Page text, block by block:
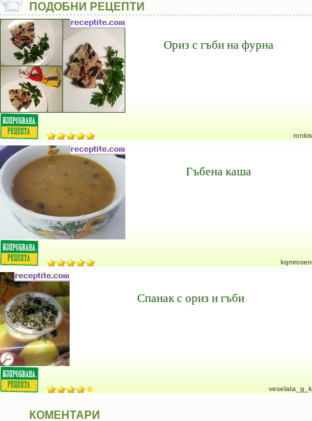
ПОДОБНИ РЕЦЕПТИ
Ориз с гъби на фурна
ronkis
Гъбена каша
kqmrosen
Спанак с ориз и гъби
veselata_g_k
КОМЕНТАРИ